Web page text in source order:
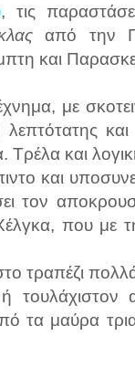
, τις
από την
και
με
λεπτότατης
Τρέλα και
και
τον
που με
τραπέζι
τα μαύρα